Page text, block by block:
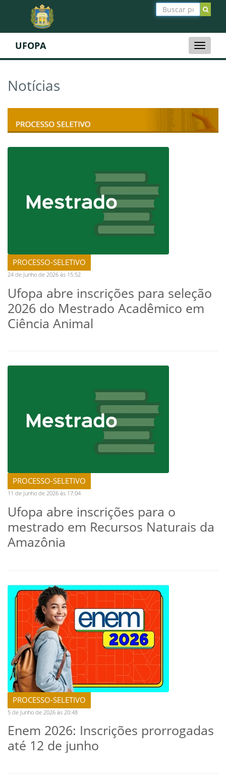
Toggle
UFOPA
Notícias
PROCESSO-SELETIVO
24 de Junho de 2026 às 15:52
Ufopa abre inscrições para seleção
2026 do Mestrado Acadêmico em
Ciência Animal
PROCESSO-SELETIVO
11 de Junho de 2026 às 17:04
Ufopa abre inscrições para o
mestrado em Recursos Naturais da
Amazônia
PROCESSO-SELETIVO
5 de Junho de 2026 às 20:48
Enem 2026: Inscrições prorrogadas
até 12 de junho